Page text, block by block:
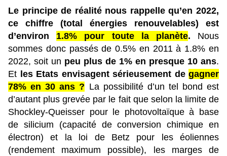
Le principe de réalité nous rappelle qu’en 2022,
ce chiffre (total énergies renouvelables) est
d’environ 1.8% pour toute la planète. Nous
sommes donc passés de 0.5% en 2011 à 1.8% en
2022, soit un peu plus de 1% en presque 10 ans.
Et les Etats envisagent sérieusement de gagner
78% en 30 ans ? La possibilité d’un tel bond est
d’autant plus grevée par le fait que selon la limite de
Shockley-Queisser pour le photovoltaïque à base
de silicium (capacité de conversion chimique en
électron) et la loi de Betz pour les éoliennes
(rendement maximum possible), les marges de